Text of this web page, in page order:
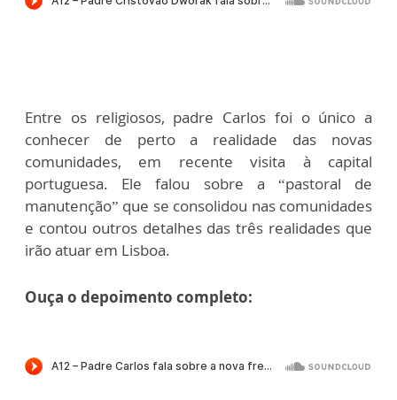
Entre os religiosos, padre Carlos foi o único a
conhecer de perto a realidade das novas
comunidades, em recente visita à capital
portuguesa. Ele falou sobre a “pastoral de
manutenção” que se consolidou nas comunidades
e contou outros detalhes das três realidades que
irão atuar em Lisboa.
Ouça o depoimento completo: